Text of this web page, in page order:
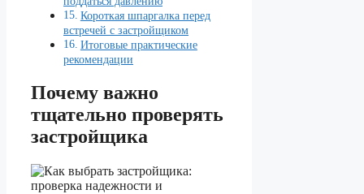
Короткая шпаргалка перед
встречей с застройщиком
Итоговые практические
рекомендации
Почему важно
тщательно проверять
застройщика